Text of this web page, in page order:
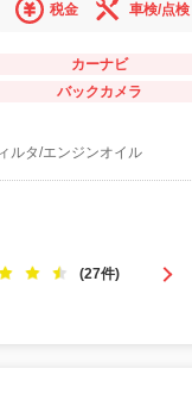
税金 車検/点検
カーナビ
バックカメラ
ルタ/エンジンオイル
(27件)